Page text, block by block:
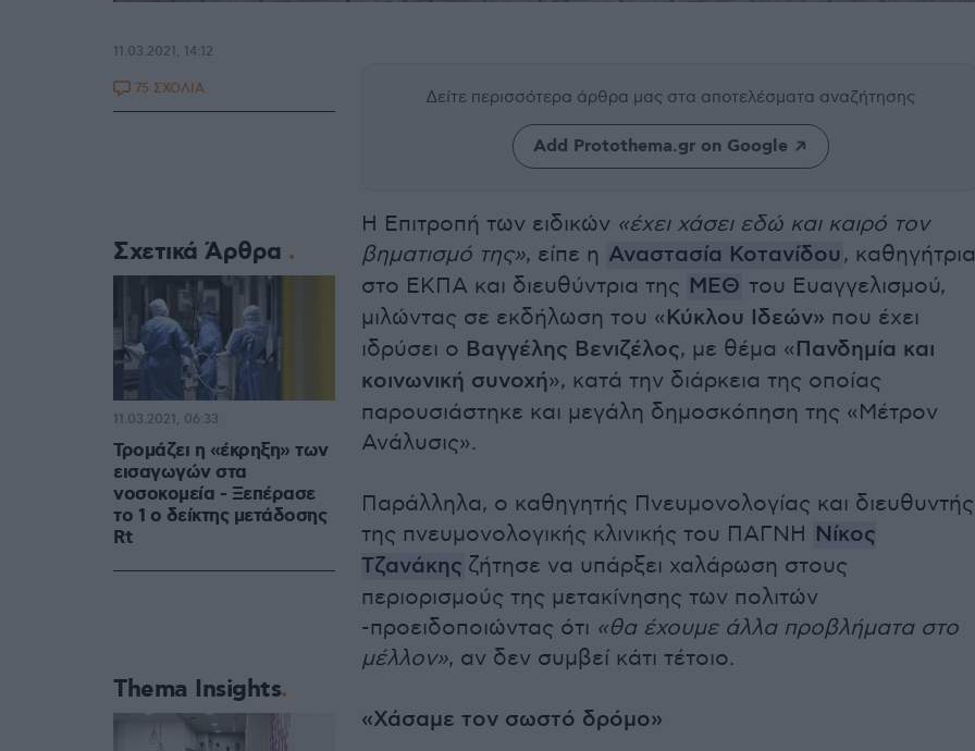
Δείτε περισσότερα άρθρα μας στα αποτελέσματα αναζήτησης
Add Protothema.gr on Google
Η Επιτροπή των ειδικών «έχει χάσει εδώ και καιρό τον
βηματισμό της», είπε η Αναστασία Κοτανίδου, καθηγήτρια
στο ΕΚΠΑ και διευθύντρια της ΜΕΘ του Ευαγγελισμού,
μιλώντας σε εκδήλωση του «Κύκλου Ιδεών» που έχει
ιδρύσει ο Βαγγέλης Βενιζέλος, με θέμα «Πανδημία και
κοινωνική συνοχή», κατά την διάρκεια της οποίας
παρουσιάστηκε και μεγάλη δημοσκόπηση της «Μέτρον
Ανάλυσις».
Παράλληλα, ο καθηγητής Πνευμονολογίας και διευθυντής
της πνευμονολογικής κλινικής του ΠΑΓΝΗ Νίκος
Τζανάκης ζήτησε να υπάρξει χαλάρωση στους
περιορισμούς της μετακίνησης των πολιτών
-προειδοποιώντας ότι «θα έχουμε άλλα προβλήματα στο
μέλλον», αν δεν συμβεί κάτι τέτοιο.
«Χάσαμε τον σωστό δρόμο»
11.03.2021, 14:12
75 ΣΧΟΛΙΑ
Σχετικά Άρθρα
Τρομάζει η «έκρηξη» των
εισαγωγών στα
νοσοκομεία - Ξεπέρασε
το 1 ο δείκτης μετάδοσης
Rt
11.03.2021, 06:33
Thema Insights